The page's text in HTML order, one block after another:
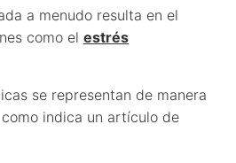
a menudo resulta en el
como el estrés
se representan de manera
indica un artículo de